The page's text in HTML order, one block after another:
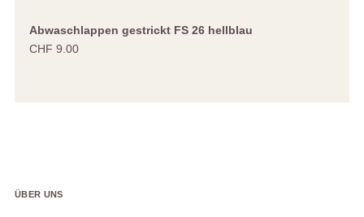
Abwaschlappen gestrickt FS 26 hellblau
CHF 9.00
ÜBER UNS